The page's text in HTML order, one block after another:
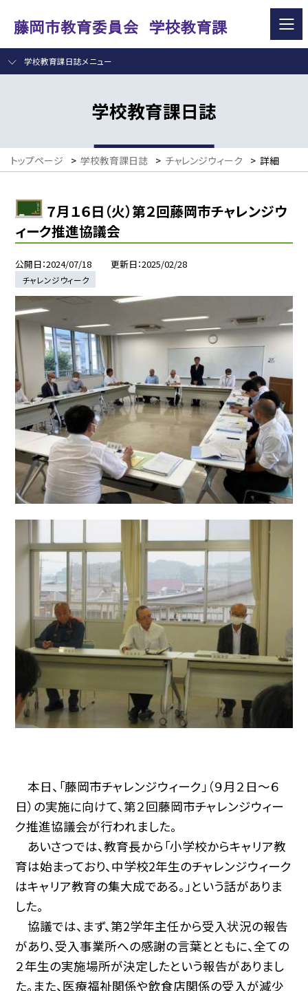
学校教育課日誌メニュー
学校教育課日誌
トップページ > 学校教育課日誌 > チャレンジウィーク > 詳細
７月１６日（火）第２回藤岡市チャレンジウ
ィーク推進協議会
公開日 2024/07/18 更新日 2025/02/28
チャレンジウィーク
本日、「藤岡市チャレンジウィーク」（９月２日〜６
日）の実施に向けて、第２回藤岡市チャレンジウィー
ク推進協議会が行われました。
あいさつでは、教育長から「小学校からキャリア教
育は始まっており、中学校2年生のチャレンジウィーク
はキャリア教育の集大成である。」という話がありま
した。
協議では、まず、第2学年主任から受入状況の報告
があり、受入事業所への感謝の言葉とともに、全ての
２年生の実施場所が決定したという報告がありまし
た。また、医療福祉関係や飲食店関係の受入が減少